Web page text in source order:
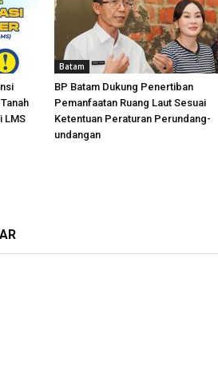
LMS
Batam
BP Batam Dukung Penertiban
Pemanfaatan Ruang Laut Sesuai
Ketentuan Peraturan Perundang-
undangan